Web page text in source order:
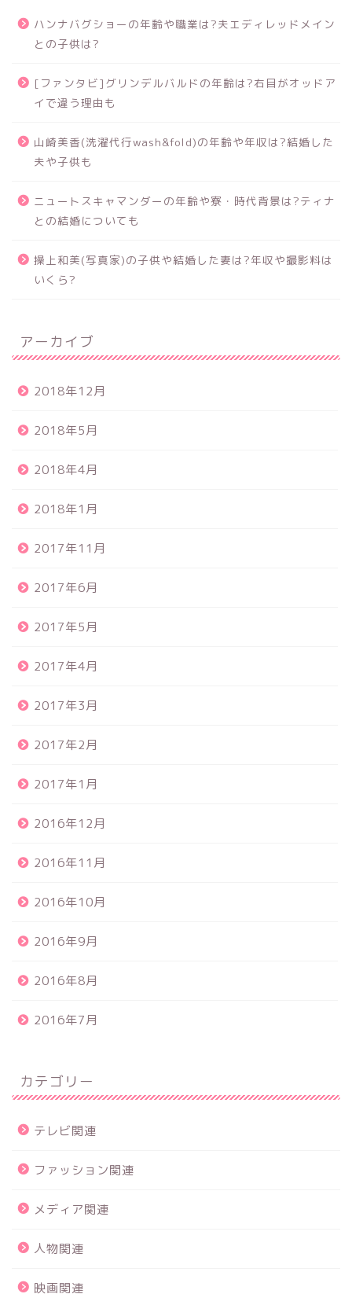
ハンナバグショーの年齢や職業は?夫エディレッドメイン
との子供は?
[ファンタビ]グリンデルバルドの年齢は?右目がオッドア
イで違う理由も
山崎美香(洗濯代行wash&fold)の年齢や年収は?結婚した
夫や子供も
ニュートスキャマンダーの年齢や寮・時代背景は?ティナ
との結婚についても
操上和美(写真家)の子供や結婚した妻は?年収や撮影料は
いくら?
アーカイブ
2018年12月
2018年5月
2018年4月
2018年1月
2017年11月
2017年6月
2017年5月
2017年4月
2017年3月
2017年2月
2017年1月
2016年12月
2016年11月
2016年10月
2016年9月
2016年8月
2016年7月
カテゴリー
テレビ関連
ファッション関連
メディア関連
人物関連
映画関連